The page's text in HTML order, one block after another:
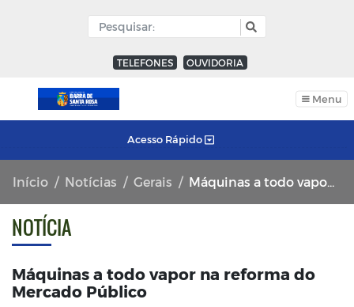
TELEFONES OUVIDORIA
Menu
Acesso Rápido
Início Notícias Gerais Máquinas a todo vapor na reforma do Mercado Público
NOTÍCIA
Máquinas a todo vapor na reforma do
Mercado Público